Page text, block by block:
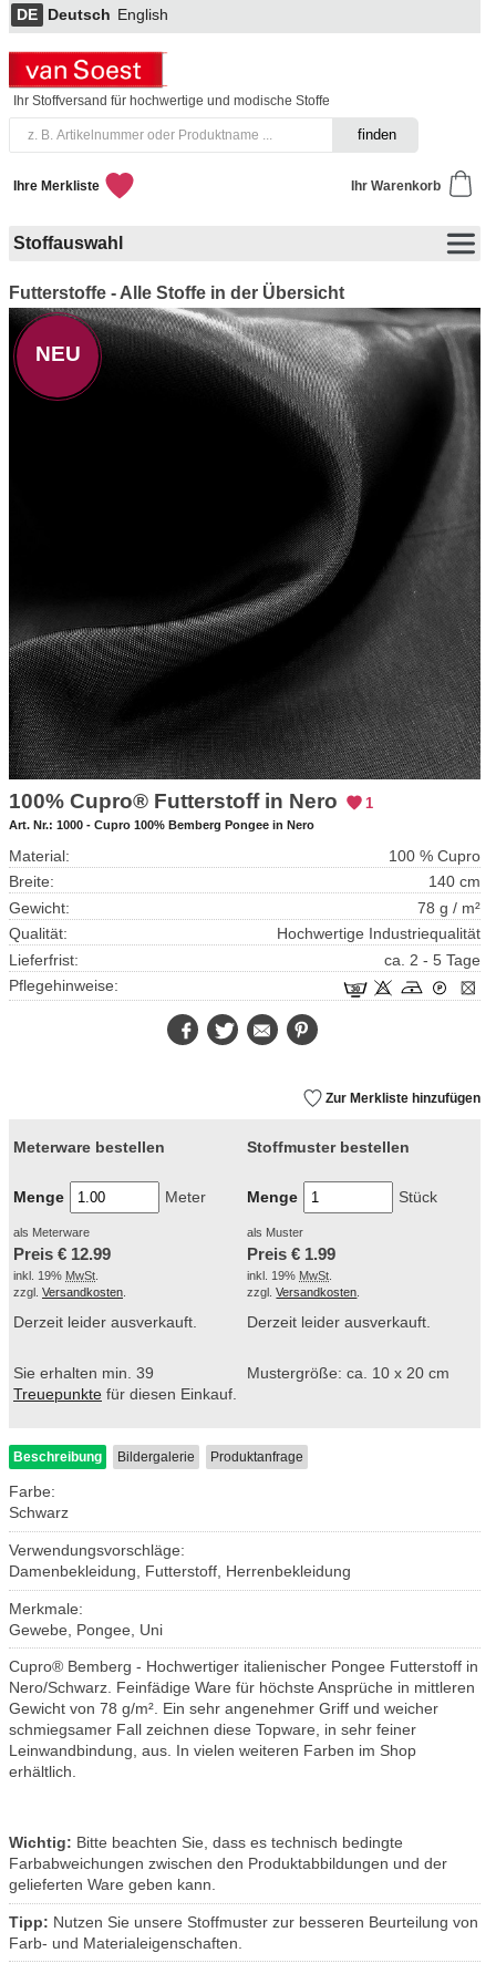
DE Deutsch English
Ihr Stoffversand für hochwertige und modische Stoffe
Ihr Warenkorb
Ihre Merkliste
Stoffauswahl
Futterstoffe - Alle Stoffe in der Übersicht
NEU
100% Cupro® Futterstoff in Nero 1
Art. Nr.: 1000 - Cupro 100% Bemberg Pongee in Nero
Material:
100 % Cupro
Breite:
140 cm
Gewicht:
78 g / m²
Qualität:
Hochwertige Industriequalität
Lieferfrist:
ca. 2 - 5 Tage
Pflegehinweise:
FacebookTwitter E-
Mail
Zur Merkliste hinzufügen
Meterware bestellen
Menge Meter
als Meterware
Preis € 12.99
inkl. 19% MwSt
zzgl. Versandkosten
Derzeit leider ausverkauft.
Sie erhalten min. 39
Treuepunkte für diesen Einkauf.
Stoffmuster bestellen
Menge Stück
als Muster
Preis € 1.99
inkl. 19% MwSt
zzgl.Versandkosten
Derzeit leider ausverkauft.
Mustergröße: ca. 10 x 20 cm
Beschreibung Bildergalerie Produktanfrage
Farbe:
Schwarz
Verwendungsvorschläge:
Damenbekleidung, Futterstoff, Herrenbekleidung
Merkmale:
Gewebe, Pongee, Uni
Cupro® Bemberg - Hochwertiger italienischer Pongee Futterstoff in
Nero/Schwarz. Feinfädige Ware für höchste Ansprüche in mittleren
Gewicht von 78 g/m². Ein sehr angenehmer Griff und weicher
schmiegsamer Fall zeichnen diese Topware, in sehr feiner
Leinwandbindung, aus. In vielen weiteren Farben im Shop
erhältlich.
Wichtig: Bitte beachten Sie, dass es technisch bedingte
Farbabweichungen zwischen den Produktabbildungen und der
gelieferten Ware geben kann.
Tipp: Nutzen Sie unsere Stoffmuster zur besseren Beurteilung von
Farb- und Materialeigenschaften.